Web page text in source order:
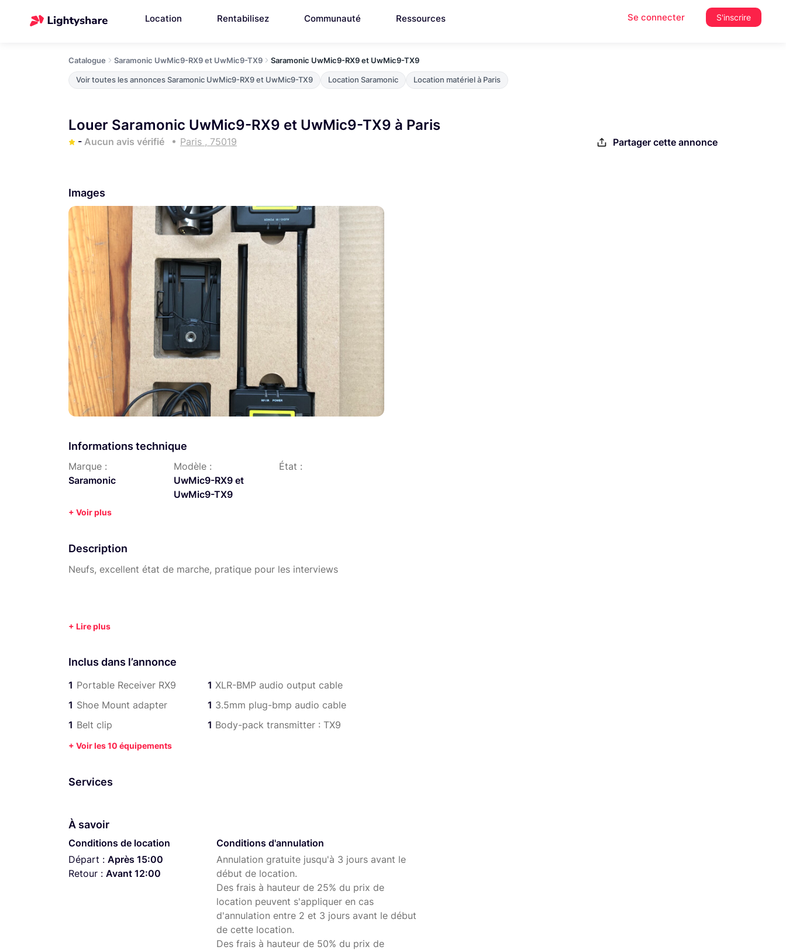
Location Rentabilisez Communauté Ressources Se connecter S'inscrire
Catalogue Saramonic UwMic9-RX9 et UwMic9-TX9 Saramonic UwMic9-RX9 et UwMic9-TX9
Voir toutes les annonces Saramonic UwMic9-RX9 et UwMic9-TX9 Location Saramonic Location matériel à Paris
Louer Saramonic UwMic9-RX9 et UwMic9-TX9 à Paris
- Aucun avis vérifié Paris , 75019 Partager cette annonce
Images
Informations technique
Marque :
Saramonic
Modèle :
UwMic9-RX9 et
UwMic9-TX9
État :
+ Voir plus
Description
Neufs, excellent état de marche, pratique pour les interviews
Inclus dans l’annonce
1 Portable Receiver RX9
1 Shoe Mount adapter
1 Belt clip
1 XLR-BMP audio output cable
1 3.5mm plug-bmp audio cable
1 Body-pack transmitter : TX9
+ Voir les 10 équipements
Services
À savoir
Conditions de location
Départ : Après 15:00
Retour : Avant 12:00
Conditions d'annulation
Annulation gratuite jusqu'à 3 jours avant le
début de location.
Des frais à hauteur de 25% du prix de
location peuvent s'appliquer en cas
d'annulation entre 2 et 3 jours avant le début
de cette location.
Des frais à hauteur de 50% du prix de